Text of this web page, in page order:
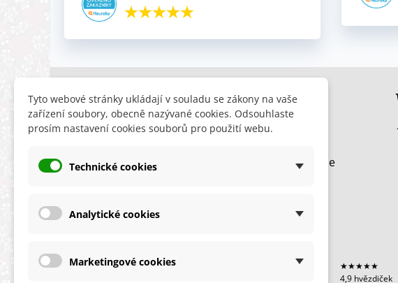
INFORMACE
Obchodní podmínky
Ochrana osobních údajů
HLEDÁTE
Slevy
Nyní doporučujeme
★★★★★
★★★★★
4,9 hvězdiček
Tyto webové stránky ukládají v souladu se zákony na vaše
zařízení soubory, obecně nazývané cookies. Odsouhlaste
prosím nastavení cookies souborů pro použití webu.
Technické cookies
Analytické cookies
Marketingové cookies